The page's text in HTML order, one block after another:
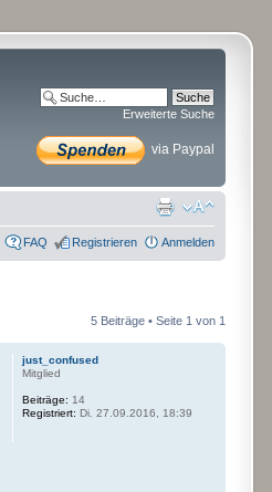
Erweiterte Suche
via Paypal
FAQ Registrieren Anmelden
5 Beiträge • Seite 1 von 1
just_confused
Mitglied
Beiträge: 14
Registriert: Di. 27.09.2016, 18:39